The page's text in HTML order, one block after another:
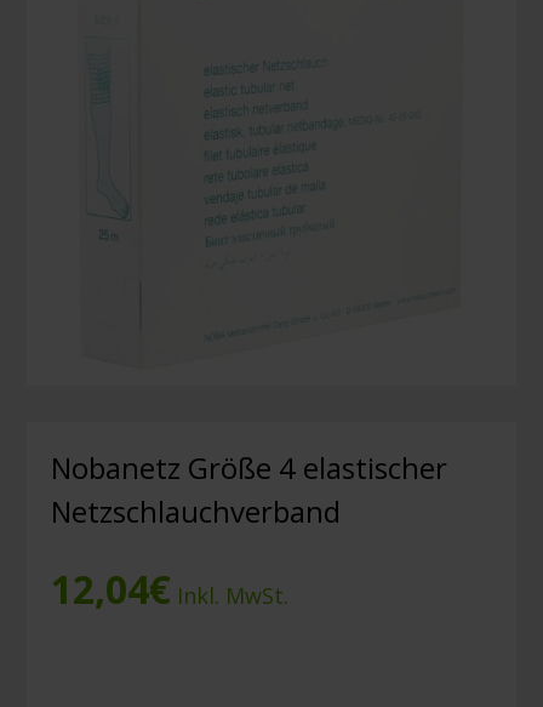
Nobanetz Größe 4 elastischer
Netzschlauchverband
12,04€ Inkl. MwSt.